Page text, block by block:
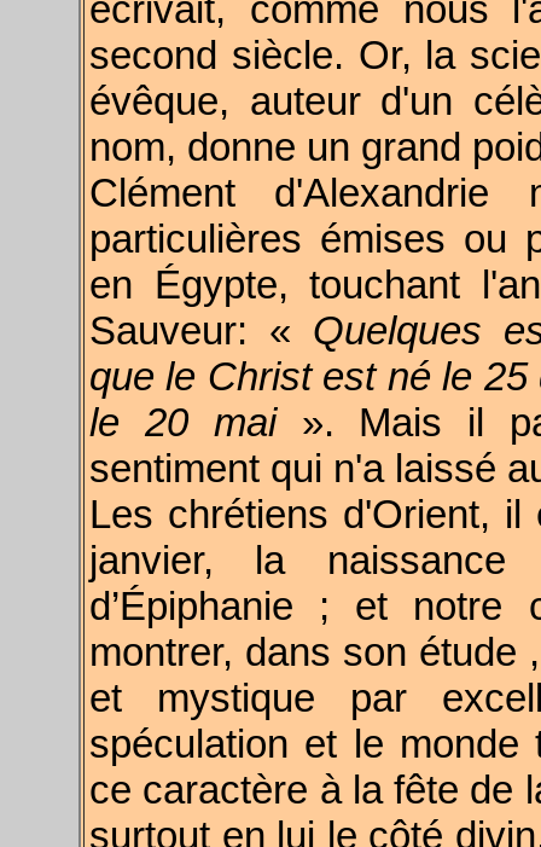
écrivait, comme nous
second siècle. Or, la
évêque, auteur d'un
nom, donne un grand
Clément d'Alexandrie
particulières émises ou
en Égypte, touchant
Sauveur: « Quelques
que le Christ est né le
le 20 mai ». Mais il
sentiment qui n'a laissé
Les chrétiens d'Orient,
janvier, la
d’Épiphanie ; et notre
montrer, dans son étude
et mystique par
spéculation et le monde
ce caractère à la fête de
surtout en lui le côté